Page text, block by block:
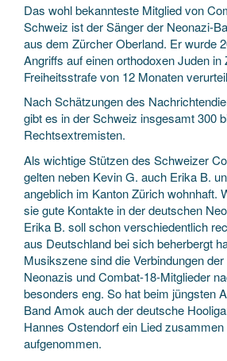
Das wohl bekannteste Mitglied von
Schweiz ist der Sänger der Neonazi-
aus dem Zürcher Oberland. Er wurde
Angriffs auf einen orthodoxen Juden in
Freiheitsstrafe von 12 Monaten
Nach Schätzungen des
gibt es in der Schweiz insgesamt 300
Rechtsextremisten.
Als wichtige Stützen des Schweizer
gelten neben Kevin G. auch ­Erika B.
angeblich im Kanton Zürich wohnhaft.
sie gute Kontakte in der deutschen
Erika B. soll schon verschiedentlich
aus Deutschland bei sich beherbergt
Musikszene sind die Verbindungen
Neonazis und Combat-18-Mitglieder
besonders eng. So hat beim jüngsten
Band Amok auch der deutsche
Hannes Ostendorf ein Lied
aufgenommen.